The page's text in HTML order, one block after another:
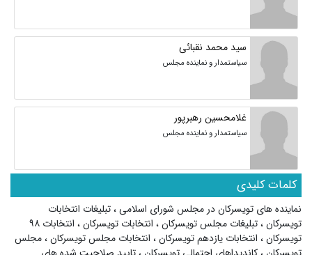
سید محمد نقبائی
سیاستمدار و نماینده مجلس
غلامحسین رهبرپور
سیاستمدار و نماینده مجلس
کلمات کلیدی
نماینده های تویسرکان در مجلس شورای اسلامی،تبلیغات انتخابات
تویسرکان،تبلیغات مجلس تویسرکان، انتخابات تویسرکان،
انتخابات ۹۸
تویسرکان، انتخابات یازدهم تویسرکان، انتخابات مجلس تویسرکان،مجلس